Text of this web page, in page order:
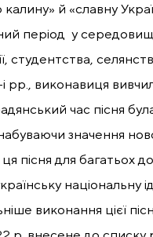
калину» й «славну
період у
студентства,
рр., виконавиця
час пісня
значення
пісня для багатьох
національну
виконання цієї